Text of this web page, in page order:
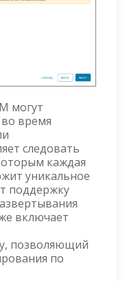
могут
время
следовать
каждая
уникальное
поддержку
включает
позволяющий
по